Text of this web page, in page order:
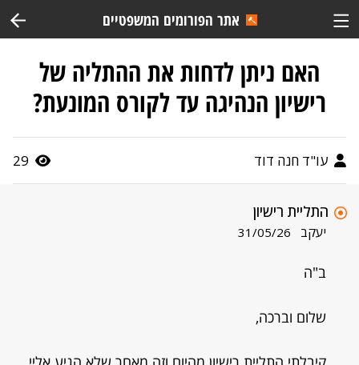
אתר הפורומים המשפטיים
האם ניתן לדחות את ההתליה של
רישיון הנהיגה עד לקורס המונעת?
עו"ד חנה דוד 29
התליית רישיון
יעקב 31/05/26
ב"ה
שלום וברכה,